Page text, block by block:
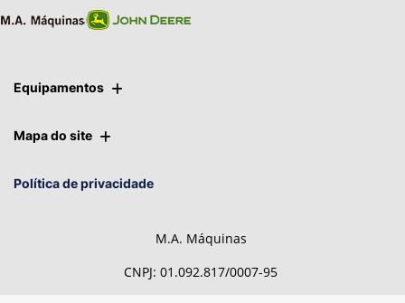
Equipamentos
Mapa do site
Política de privacidade
M.A. Máquinas
CNPJ: 01.092.817/0007-95